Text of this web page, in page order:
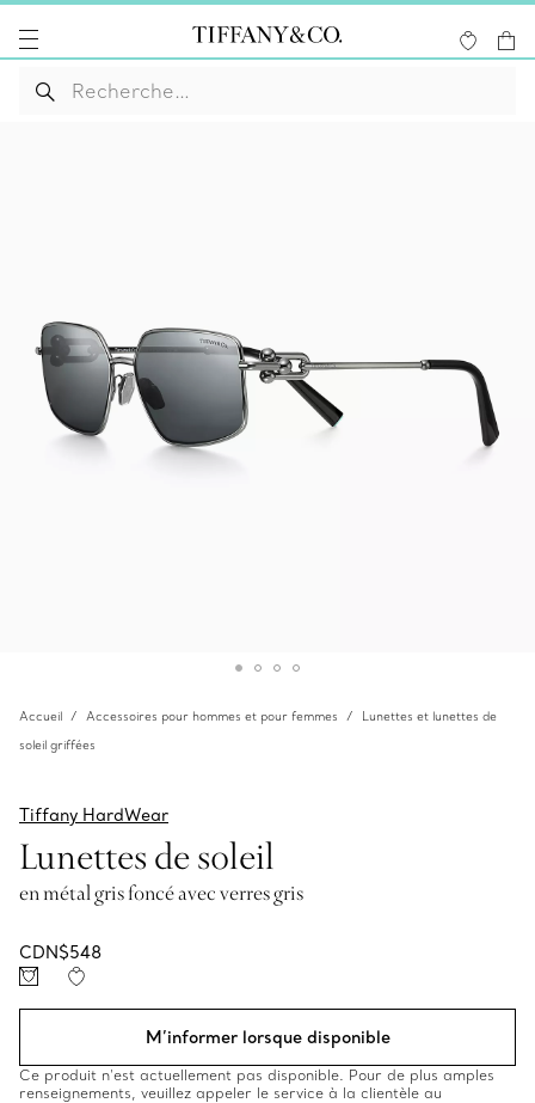
Accueil Accessoires pour hommes et pour femmes
Lunettes et lunettes de
soleil griffées
Tiffany HardWear
Lunettes de soleil
en métal gris foncé avec verres gris
CDN$548
M’informer lorsque disponible
Ce produit n’est actuellement pas disponible. Pour de plus amples
renseignements, veuillez appeler le service à la clientèle au